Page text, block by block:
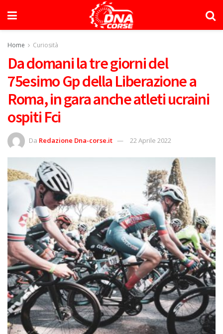
Home Curiosità
Da domani la tre giorni del
75esimo Gp della Liberazione a
Roma, in gara anche atleti ucraini
ospiti Fci
Da Redazione Dna-corse.it 22 Aprile 2022